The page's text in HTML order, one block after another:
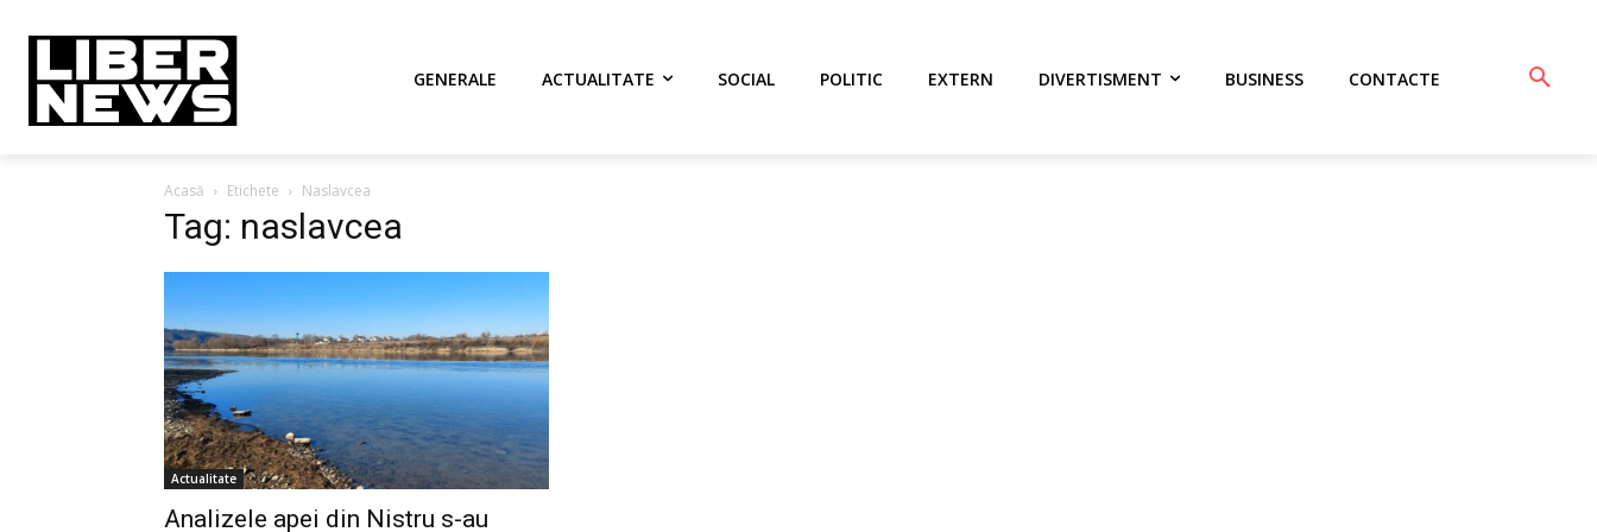
GENERALE ACTUALITATE SOCIAL POLITIC EXTERN DIVERTISMENT BUSINESS CONTACTE
Acasă Etichete Naslavcea
Tag: naslavcea
Actualitate
Analizele apei din Nistru s-au